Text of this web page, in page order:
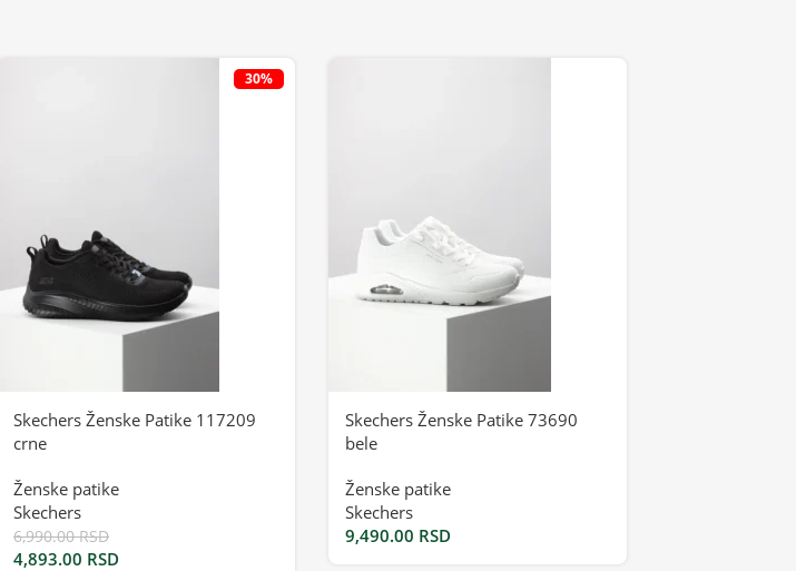
30%
Skechers Ženske Patike 117209
crne
Ženske patike
Skechers
6,990.00RSD
4,893.00 RSD
Skechers Ženske Patike 73690
bele
Ženske patike
Skechers
9,490.00 RSD